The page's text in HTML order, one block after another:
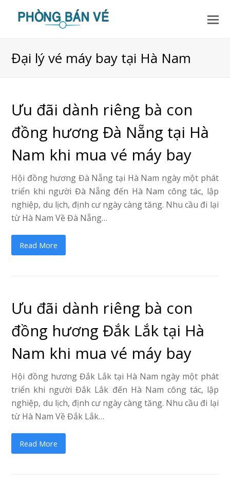
Đại lý vé máy bay tại Hà Nam
Ưu đãi dành riêng bà con
đồng hương Đà Nẵng tại Hà
Nam khi mua vé máy bay
Hội đồng hương Đà Nẵng tại Hà Nam ngày một phát
triển khi người Đà Nẵng đến Hà Nam công tác, lập
nghiệp, du lịch, định cư ngày càng tăng. Nhu cầu đi lại
từ Hà Nam Về Đà Nẵng…
Read More
Ưu đãi dành riêng bà con
đồng hương Đắk Lắk tại Hà
Nam khi mua vé máy bay
Hội đồng hương Đắk Lắk tại Hà Nam ngày một phát
triển khi người Đắk Lắk đến Hà Nam công tác, lập
nghiệp, du lịch, định cư ngày càng tăng. Nhu cầu đi lại
từ Hà Nam Về Đắk Lắk…
Read More